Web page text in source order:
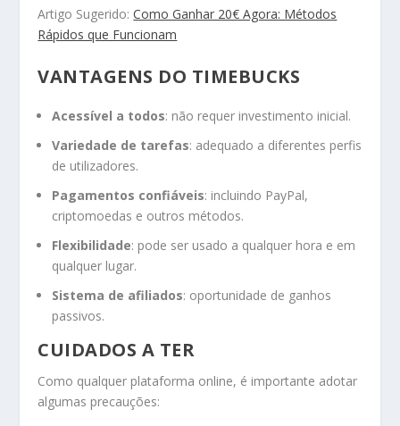
Artigo Sugerido:Como Ganhar 20€ Agora: Métodos
Rápidos que Funcionam
VANTAGENS DO TIMEBUCKS
Acessível a todos: não requer investimento inicial.
Variedade de tarefas: adequado a diferentes perfis
de utilizadores.
Pagamentos confiáveis: incluindo PayPal,
criptomoedas e outros métodos.
Flexibilidade: pode ser usado a qualquer hora e em
qualquer lugar.
Sistema de afiliados: oportunidade de ganhos
passivos.
CUIDADOS A TER
Como qualquer plataforma online, é importante adotar
algumas precauções: